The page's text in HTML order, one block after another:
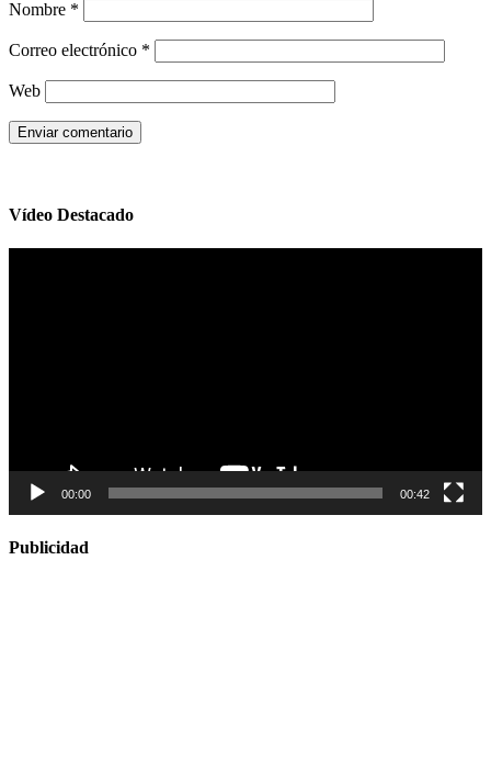
Nombre *
Correo electrónico *
Web
Vídeo Destacado
00:00 00:42
Publicidad